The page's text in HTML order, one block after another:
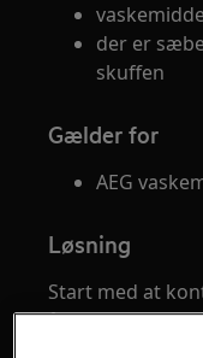
der er
skuffen
Gælder for
AEG
Løsning
Start med at
årsager til